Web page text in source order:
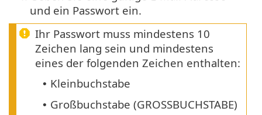
und ein Passwort ein.
Ihr Passwort muss mindestens 10
Zeichen lang sein und mindestens
eines der folgenden Zeichen enthalten:
• Kleinbuchstabe
• Großbuchstabe (GROSSBUCHSTABE)